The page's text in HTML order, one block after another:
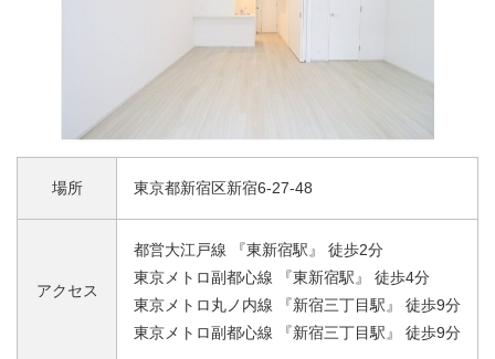
場所 東京都新宿区新宿6-27-48
アクセス
都営大江戸線 『東新宿駅』 徒歩2分
東京メトロ副都心線 『東新宿駅』 徒歩4分
東京メトロ丸ノ内線 『新宿三丁目駅』 徒歩9分
東京メトロ副都心線 『新宿三丁目駅』 徒歩9分